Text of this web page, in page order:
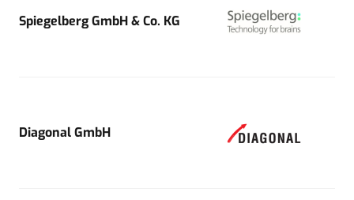
Spiegelberg GmbH & Co. KG
Diagonal GmbH